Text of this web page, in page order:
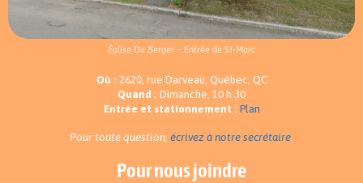
Église Du Berger – Entrée de St-Marc
Où : 2620, rue Darveau, Québec, QC
Quand : Dimanche, 10 h 30
Entrée et stationnement : Plan
Pour toute question, écrivez à notre secrétaire.
Pour nous joindre